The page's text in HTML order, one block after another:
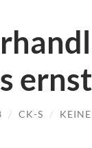
ernst
/ CK-S /